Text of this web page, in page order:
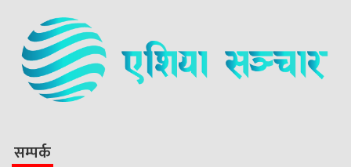
सम्पर्क